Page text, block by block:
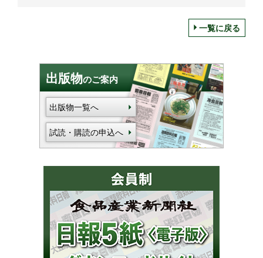
一覧に戻る
出版物のご案内
出版物一覧へ
試読・購読の申込へ